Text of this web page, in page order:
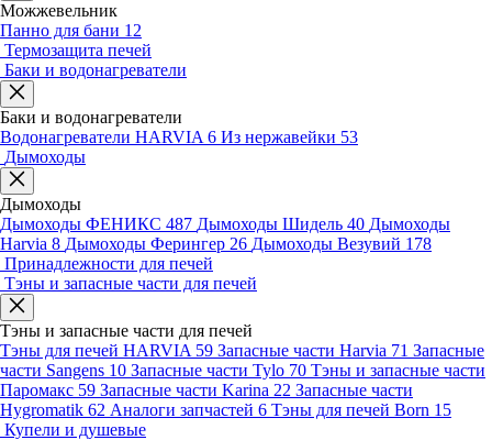
Можжевельник
Панно для бани 12
Термозащита печей
Баки и водонагреватели
Баки и водонагреватели
Водонагреватели HARVIA 6 Из нержавейки 53
Дымоходы
Дымоходы
Дымоходы ФЕНИКС 487 Дымоходы Шидель 40 Дымоходы
Harvia 8 Дымоходы Ферингер 26 Дымоходы Везувий 178
Принадлежности для печей
Тэны и запасные части для печей
Тэны и запасные части для печей
Тэны для печей HARVIA 59 Запасные части Harvia 71 Запасные
части Sangens 10 Запасные части Tylo 70 Тэны и запасные части
Паромакс 59 Запасные части Karina 22 Запасные части
Hygromatik 62 Аналоги запчастей 6 Тэны для печей Born 15
Купели и душевые